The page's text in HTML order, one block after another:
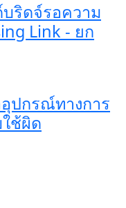
ริดจ์รอความ
Link - ยก
ปกรณ์ทางการ
ช้ผิด